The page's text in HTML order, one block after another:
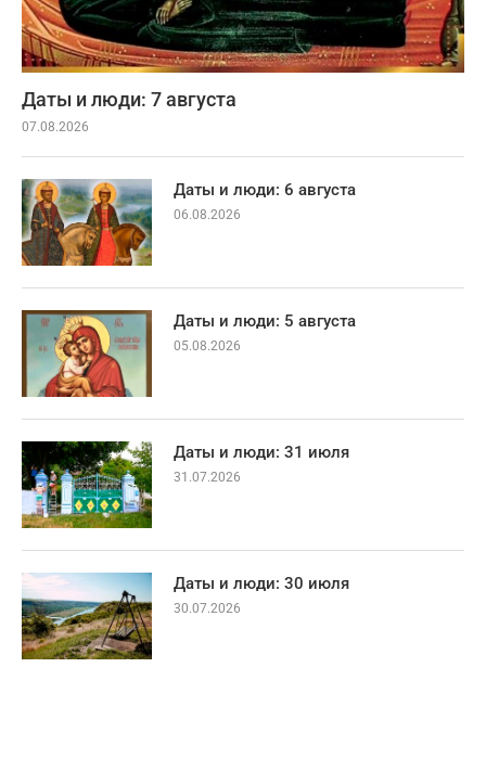
Даты и люди: 7 августа
07.08.2026
Даты и люди: 6 августа
06.08.2026
Даты и люди: 5 августа
05.08.2026
Даты и люди: 31 июля
31.07.2026
Даты и люди: 30 июля
30.07.2026